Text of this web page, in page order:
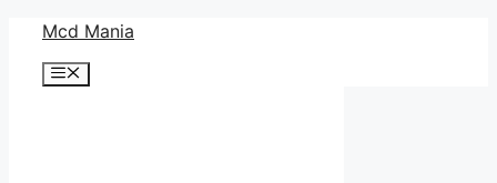
Mcd Mania
メ